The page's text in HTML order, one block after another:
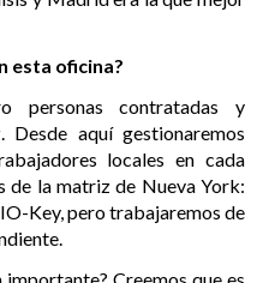
esta oficina?
personas contratadas y
aquí gestionaremos
locales en cada
de la matriz de Nueva York:
Key, pero trabajaremos de